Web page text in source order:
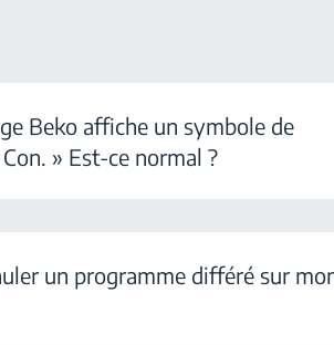
Beko affiche un symbole de
» Est-ce normal ?
un programme différé sur